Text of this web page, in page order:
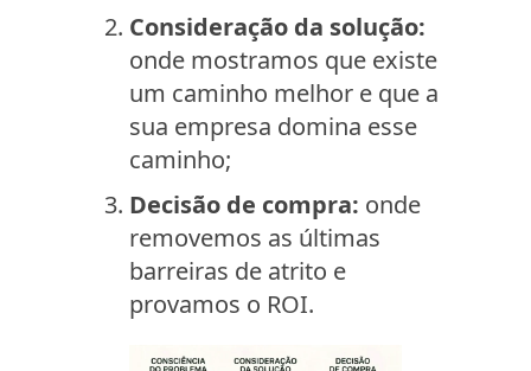
Consideração da solução:
onde mostramos que existe
um caminho melhor e que a
sua empresa domina esse
caminho;
Decisão de compra: onde
removemos as últimas
barreiras de atrito e
provamos o ROI.